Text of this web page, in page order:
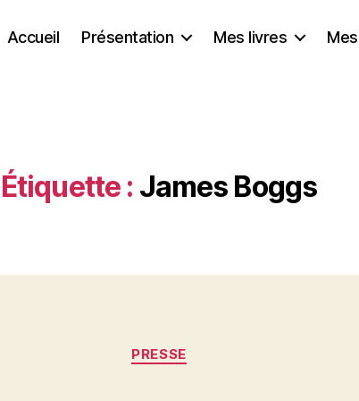
Accueil Présentation Mes livres
Étiquette : James Boggs
Catégories
PRESSE